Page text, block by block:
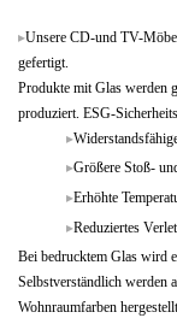
Unsere CD-und TV-
gefertigt.
Produkte mit Glas werden
produziert. ESG-
Größere Stoß-
Erhöhte
Reduziertes
Bei bedrucktem Glas wird
Selbstverständlich werden
Wohnraumfarben